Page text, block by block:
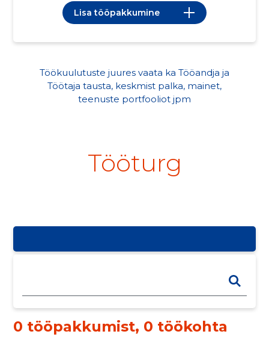
Lisa tööpakkumine
Töökuulutuste juures vaata ka Tööandja ja
Töötaja tausta, keskmist palka, mainet,
teenuste portfooliot jpm
Tööturg
0 tööpakkumist, 0 töökohta